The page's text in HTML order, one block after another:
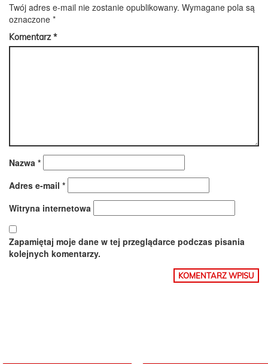
Twój adres e-mail nie zostanie opublikowany. Wymagane pola są
oznaczone *
Komentarz*
Nazwa *
Adres e-mail *
Witryna internetowa
Zapamiętaj moje dane w tej przeglądarce podczas pisania
kolejnych komentarzy.